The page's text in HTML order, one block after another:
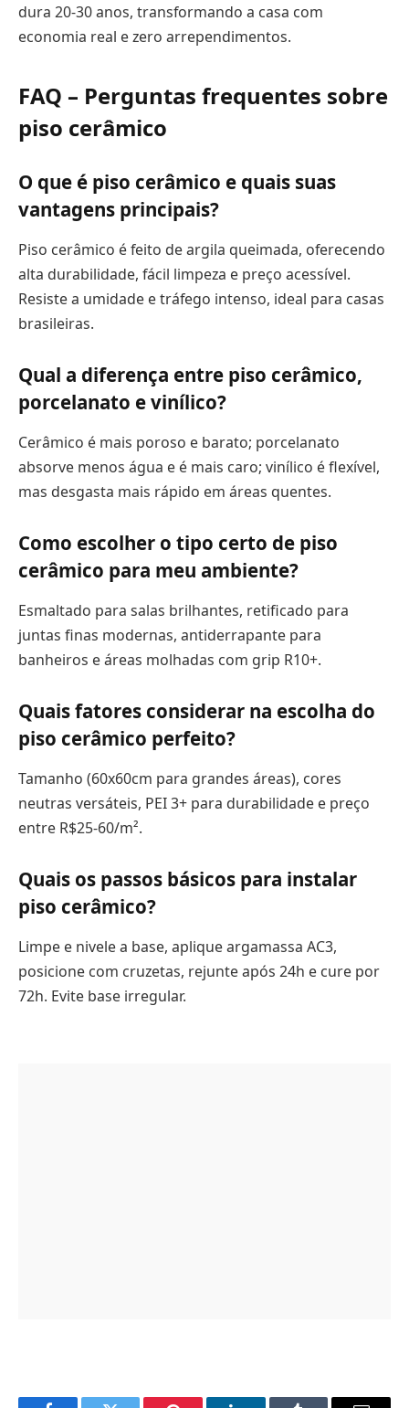
dura 20-30 anos, transformando a casa com
economia real e zero arrependimentos.
FAQ – Perguntas frequentes sobre
piso cerâmico
O que é piso cerâmico e quais suas
vantagens principais?
Piso cerâmico é feito de argila queimada, oferecendo
alta durabilidade, fácil limpeza e preço acessível.
Resiste a umidade e tráfego intenso, ideal para casas
brasileiras.
Qual a diferença entre piso cerâmico,
porcelanato e vinílico?
Cerâmico é mais poroso e barato; porcelanato
absorve menos água e é mais caro; vinílico é flexível,
mas desgasta mais rápido em áreas quentes.
Como escolher o tipo certo de piso
cerâmico para meu ambiente?
Esmaltado para salas brilhantes, retificado para
juntas finas modernas, antiderrapante para
banheiros e áreas molhadas com grip R10+.
Quais fatores considerar na escolha do
piso cerâmico perfeito?
Tamanho (60x60cm para grandes áreas), cores
neutras versáteis, PEI 3+ para durabilidade e preço
entre R$25-60/m².
Quais os passos básicos para instalar
piso cerâmico?
Limpe e nivele a base, aplique argamassa AC3,
posicione com cruzetas, rejunte após 24h e cure por
72h. Evite base irregular.